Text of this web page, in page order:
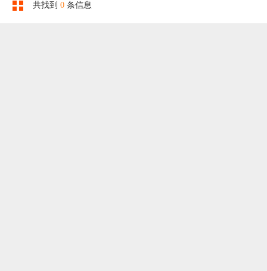
共找到 0 条信息